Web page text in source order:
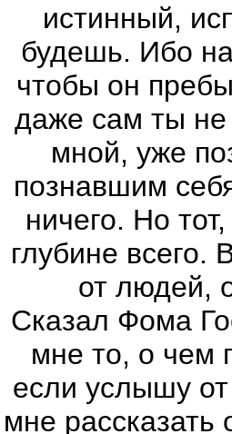
истинный,
будешь. Ибо
чтобы он
даже сам ты не
мной, уже
познавшим
ничего. Но
глубине
от людей,
Сказал Фома
мне то, о чем
если услышу
мне рассказать